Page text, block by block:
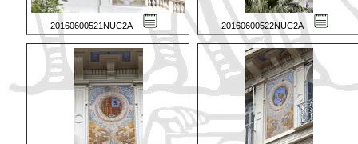
20160600521NUC2A 20160600522NUC2A